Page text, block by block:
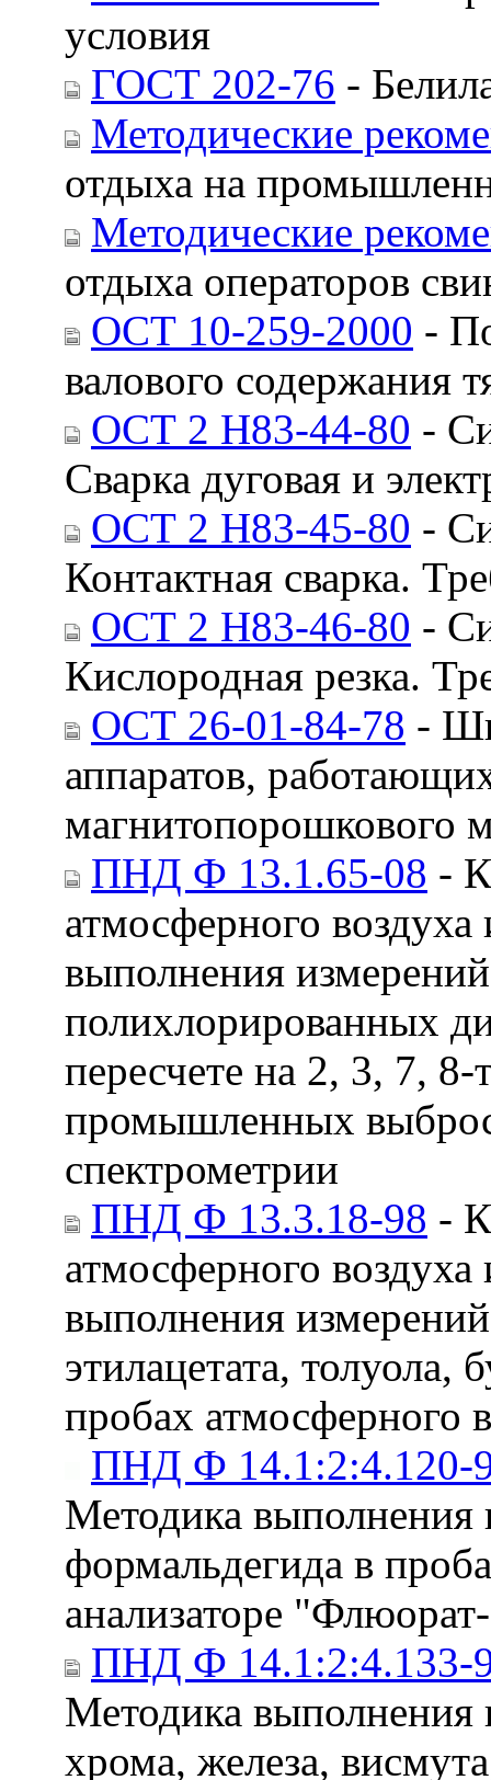
условия
ГОСТ 202-76 -
Методические
отдыха на
Методические
отдыха операторов
ОСТ 10-259-2000 -
валового содержания
ОСТ 2 Н83-44-80 -
Сварка дуговая и
ОСТ 2 Н83-45-80 -
Контактная сварка.
ОСТ 2 Н83-46-80 -
Кислородная резка.
ОСТ 26-01-84-78 -
аппаратов,
магнитопорошкового
ПНД Ф 13.1.65-08 -
атмосферного
выполнения
полихлорированных
пересчете на 2, 3, 7,
промышленных
спектрометрии
ПНД Ф 13.3.18-98 -
атмосферного
выполнения
этилацетата, толуола,
пробах атмосферного
ПНД Ф 14.1:2:4.120-
Методика выполнения
формальдегида в
анализаторе
ПНД Ф 14.1:2:4.133-
Методика выполнения
хрома, железа,